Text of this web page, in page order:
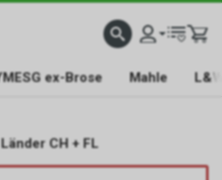
ex-Brose Mahle
CH + FL